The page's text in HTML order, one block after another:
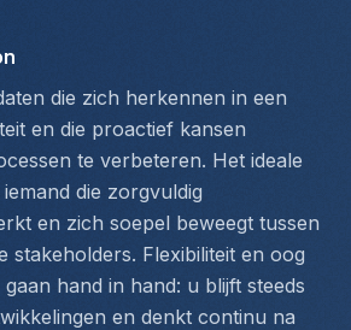
die zich herkennen in een
en die proactief kansen
te verbeteren. Het ideale
die zorgvuldig
en zich soepel beweegt tussen
stakeholders. Flexibiliteit en oog
hand in hand: u blijft steeds
en denkt continu na